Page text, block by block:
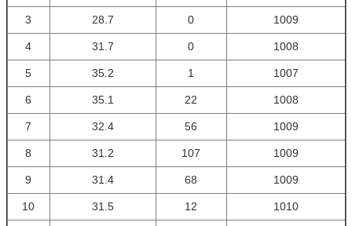
3 28.7 0 1009
4 31.7 0 1008
5 35.2 1 1007
6 35.1 22 1008
7 32.4 56 1009
8 31.2 107 1009
9 31.4 68 1009
10 31.5 12 1010